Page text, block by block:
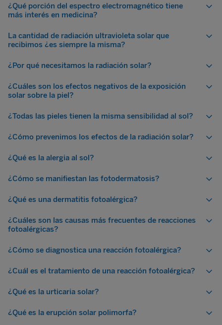
¿Qué porción del espectro electromagnético tiene
más interés en medicina?
La cantidad de radiación ultravioleta solar que
recibimos ¿es siempre la misma?
¿Por qué necesitamos la radiación solar?
¿Cuáles son los efectos negativos de la exposición
solar sobre la piel?
¿Todas las pieles tienen la misma sensibilidad al sol?
¿Cómo prevenimos los efectos de la radiación solar?
¿Qué es la alergia al sol?
¿Cómo se manifiestan las fotodermatosis?
¿Qué es una dermatitis fotoalérgica?
¿Cuáles son las causas más frecuentes de reacciones
fotoalérgicas?
¿Cómo se diagnostica una reacción fotoalérgica?
¿Cuál es el tratamiento de una reacción fotoalérgica?
¿Qué es la urticaria solar?
¿Qué es la erupción solar polimorfa?